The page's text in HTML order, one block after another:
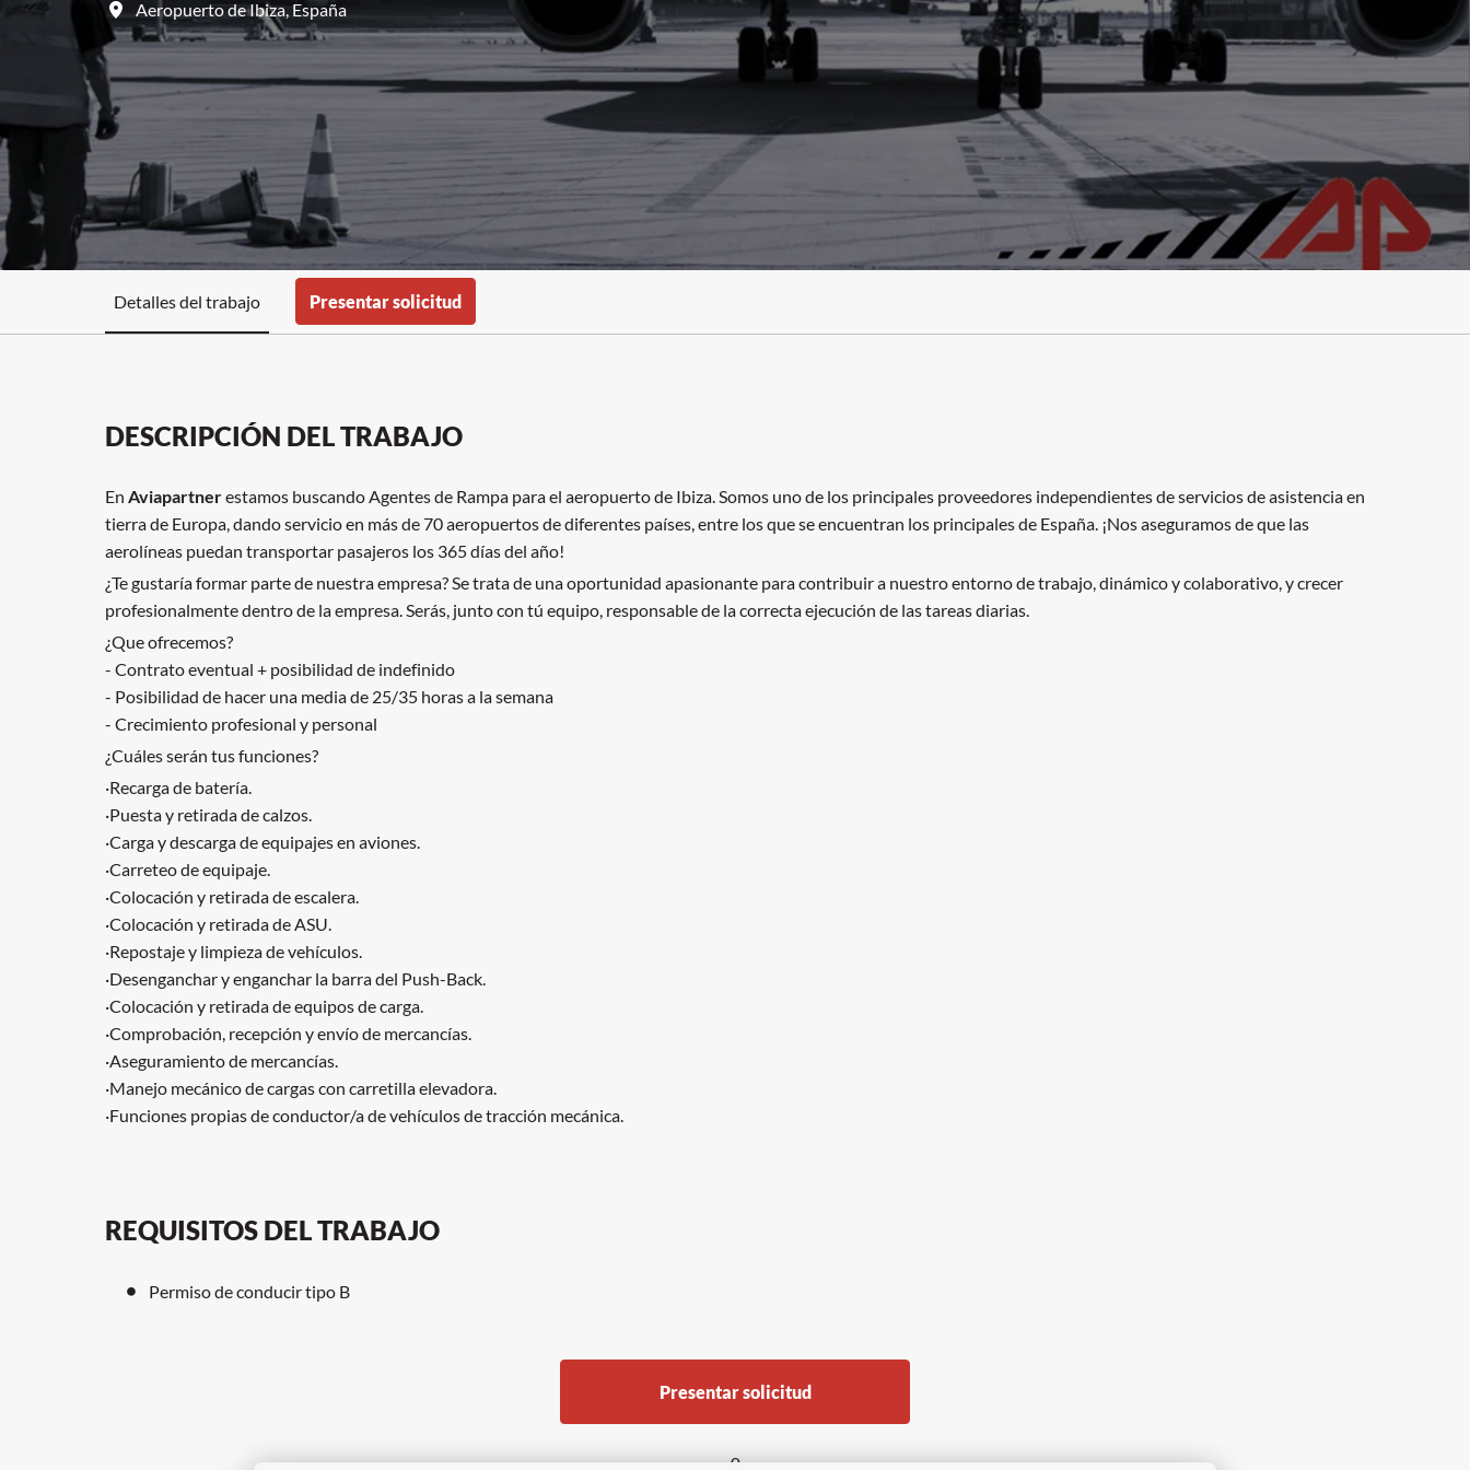
Aeropuerto de Ibiza, España
Detalles del trabajo Presentar solicitud
DESCRIPCIÓN DEL TRABAJO
En Aviapartnerestamos buscando Agentes de Rampa para el aeropuerto de Ibiza. Somos uno de los principales proveedores independientes de servicios de asistencia en
tierra de Europa, dando servicio en más de 70 aeropuertos de diferentes países, entre los que se encuentran los principales de España. ¡Nos aseguramos de que las
aerolíneas puedan transportar pasajeros los 365 días del año!
¿Te gustaría formar parte de nuestra empresa? Se trata de una oportunidad apasionante para contribuir a nuestro entorno de trabajo, dinámico y colaborativo, y crecer
profesionalmente dentro de la empresa. Serás, junto con tú equipo, responsable de la correcta ejecución de las tareas diarias.
¿Que ofrecemos?
- Contrato eventual + posibilidad de indefinido
- Posibilidad de hacer una media de 25/35 horas a la semana
- Crecimiento profesional y personal
¿Cuáles serán tus funciones?
·Recarga de batería.
·Puesta y retirada de calzos.
·Carga y descarga de equipajes en aviones.
·Carreteo de equipaje.
·Colocación y retirada de escalera.
·Colocación y retirada de ASU.
·Repostaje y limpieza de vehículos.
·Desenganchar y enganchar la barra del Push-Back.
·Colocación y retirada de equipos de carga.
·Comprobación, recepción y envío de mercancías.
·Aseguramiento de mercancías.
·Manejo mecánico de cargas con carretilla elevadora.
·Funciones propias de conductor/a de vehículos de tracción mecánica.
REQUISITOS DEL TRABAJO
Permiso de conducir tipo B
Presentar solicitud
o